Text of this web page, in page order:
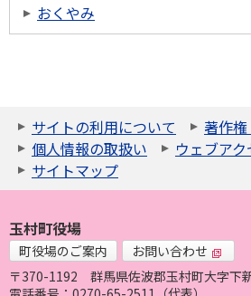
おくやみ
サイトの利用について
著作
個人情報の取扱い
ウェブア
サイトマップ
玉村町役場
町役場のご案内
お問い合わせ
〒370-1192
群馬県佐波郡玉村町大字下